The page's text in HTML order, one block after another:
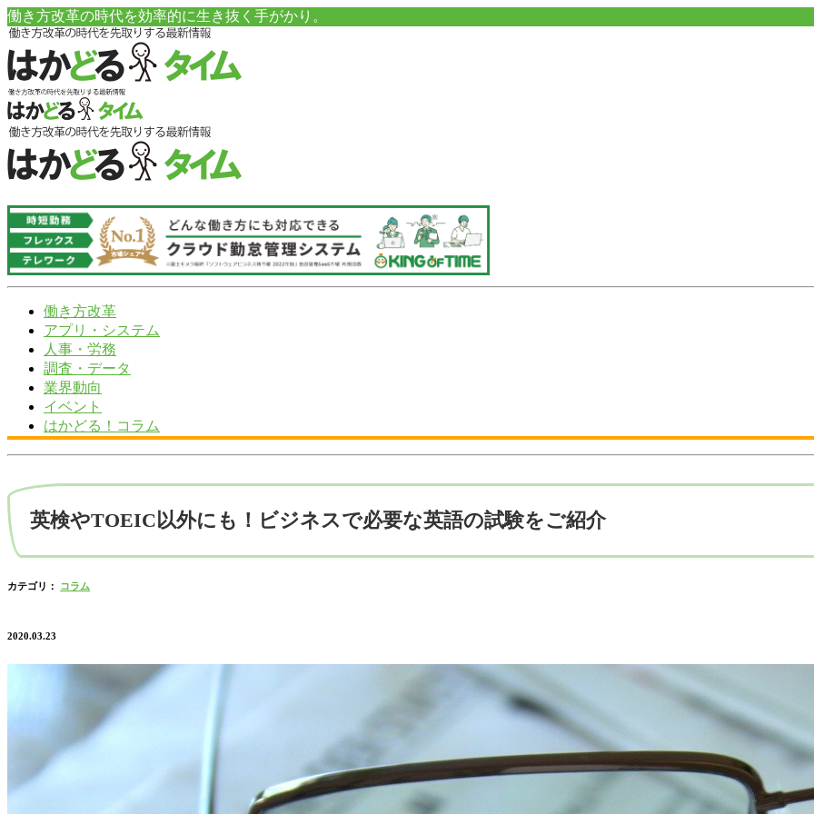
働き方改革の時代を効率的に生き抜く手がかり。
働き方改革
アプリ・システム
人事・労務
調査・データ
業界動向
イベント
はかどる！コラム
英検やTOEIC以外にも！ビジネスで必要な英語の試験をご紹介
カテゴリ： コラム
2020.03.23